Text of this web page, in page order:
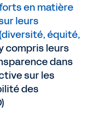
en matière
leurs
équité,
compris leurs
dans
sur les
des